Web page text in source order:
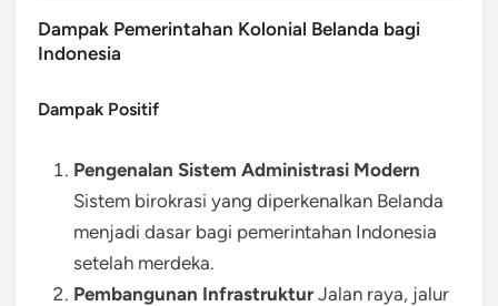
Dampak Pemerintahan Kolonial Belanda bagi
Indonesia
Dampak Positif
Pengenalan Sistem Administrasi Modern
Sistem birokrasi yang diperkenalkan Belanda
menjadi dasar bagi pemerintahan Indonesia
setelah merdeka.
Pembangunan InfrastrukturJalan raya, jalur